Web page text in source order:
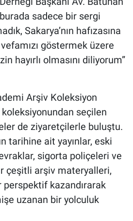
sadece bir sergi
Sakarya’nın hafızasına
göstermek üzere
hayırlı olmasını diliyorum”
Arşiv Koleksiyon
seçilen
de ziyaretçilerle buluştu.
tarihine ait yayınlar, eski
sigorta poliçeleri ve
çeşitli arşiv materyalleri,
kazandırarak
uzanan bir yolculuk